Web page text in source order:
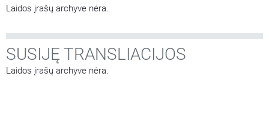
Laidos įrašų archyve nėra.
SUSIJĘ TRANSLIACIJOS
Laidos įrašų archyve nėra.